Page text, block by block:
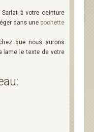
Sarlat à votre ceinture
dans une pochette
que nous aurons
lame le texte de votre